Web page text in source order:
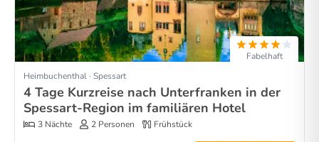
Fabelhaft
Heimbuchenthal · Spessart
4 Tage Kurzreise nach Unterfranken in der
Spessart-Region im familiären Hotel
3 Nächte 2 Personen Frühstück